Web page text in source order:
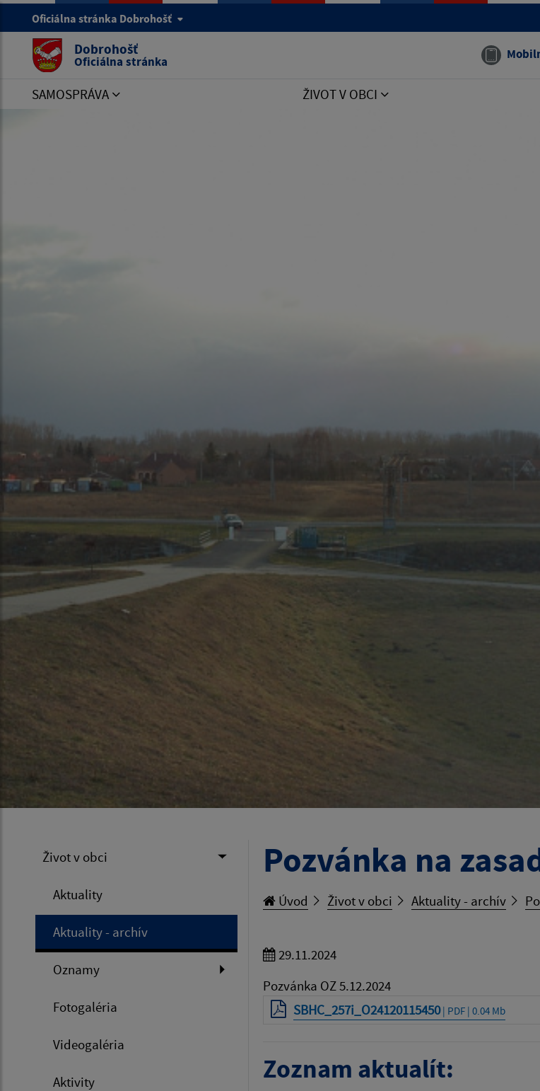
Oficiálna stránka Dobrohošť
Dobrohošť
Oficiálna stránka
SAMOSPRÁVA ŽIVOT V OBCI
Život v obci
Aktuality
Aktuality - archív
Oznamy
Fotogaléria
Videogaléria
Aktivity
Pozvánka na
Úvod Život v obci Aktuality - archív
29.11.2024
Pozvánka OZ 5.12.2024
SBHC_257i_O24120115450| PDF | 0.04 Mb
Zoznam aktualít: